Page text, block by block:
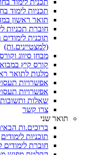
תכנית לימוד
תכניות לימוד
תואר ראשון
חוברת תכניות
תוכנית
(למצטיינים.ות)
מבחן סיווג
קורס קיץ
מלגות לתואר
אפשרויות
אפשרויות
שאלות ותשובות
צרו קשר
תואר שני
ברוכים.ות
תוכניות לימודים
חוברת